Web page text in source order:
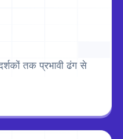
तक प्रभावी ढंग से